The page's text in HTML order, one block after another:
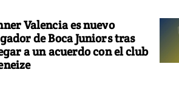
Valencia es nuevo
de Boca Juniors tras
a un acuerdo con el club